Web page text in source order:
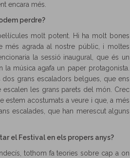
encara més.
perdre?
molt potent. Hi ha molt bones
més agrada al nostre públic, i moltes
la sessió inaugural, que és un
la música agafa un paper protagonista.
grans escaladors belgues, que ens
les grans parets del món. Crec
estem acostumats a veure i que, a més
escalades, que han merescut alguns
el Festival en els propers anys?
tothom fa teories sobre cap a on